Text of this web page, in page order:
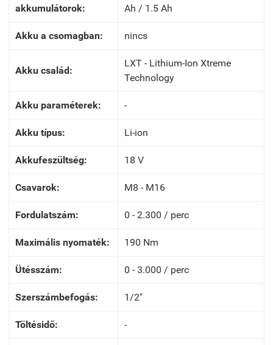
akkumulátorok:
Ah / 1.5 Ah
Akku a csomagban: nincs
Akku család:
LXT - Lithium-Ion Xtreme
Technology
Akku paraméterek: -
Akku típus: Li-ion
Akkufeszültség: 18 V
Csavarok: M8 - M16
Fordulatszám: 0 - 2.300 / perc
Maximális nyomaték: 190 Nm
Ütésszám: 0 - 3.000 / perc
Szerszámbefogás: 1/2"
Töltésidő: -